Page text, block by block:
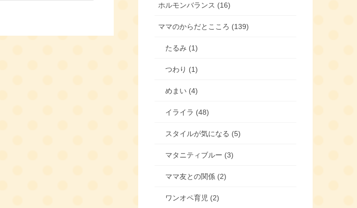
ホルモンバランス (16)
ママのからだとこころ (139)
たるみ (1)
つわり (1)
めまい (4)
イライラ (48)
スタイルが気になる (5)
マタニティブルー (3)
ママ友との関係 (2)
ワンオペ育児 (2)